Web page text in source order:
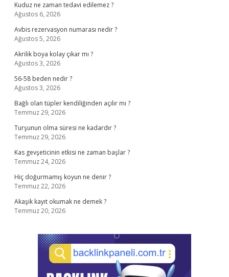
Kuduz ne zaman tedavi edilemez ?
Ağustos 6, 2026
Avbis rezervasyon numarası nedir ?
Ağustos 5, 2026
Akrilik boya kolay çıkar mı ?
Ağustos 3, 2026
56-58 beden nedir ?
Ağustos 3, 2026
Bağlı olan tüpler kendiliğinden açılır mı ?
Temmuz 29, 2026
Turşunun olma süresi ne kadardır ?
Temmuz 29, 2026
Kas gevşeticinin etkisi ne zaman başlar ?
Temmuz 24, 2026
Hiç doğurmamış koyun ne denir ?
Temmuz 22, 2026
Akaşik kayıt okumak ne demek ?
Temmuz 20, 2026